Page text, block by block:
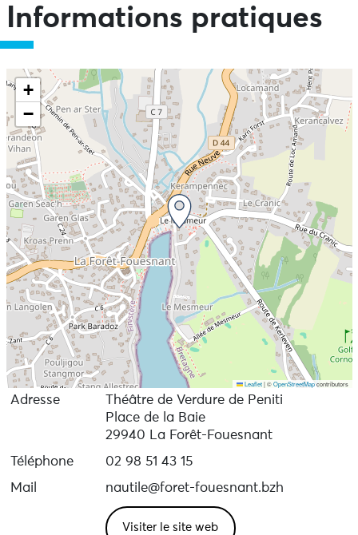
Informations pratiques
+
−
Leaflet |©OpenStreetMapcontributors
Adresse
Théâtre de Verdure de Peniti
Place de la Baie
29940 La Forêt-Fouesnant
Téléphone
02 98 51 43 15
Mail
nautile@foret-fouesnant.bzh
Visiter le site web